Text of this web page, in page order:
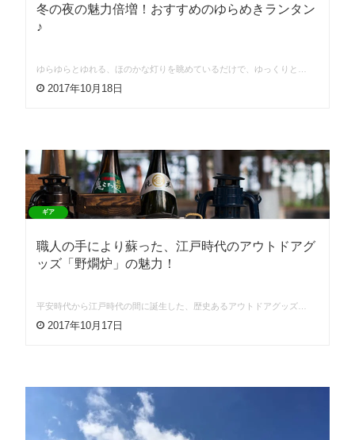
冬の夜の魅力倍増！おすすめのゆらめきランタン
♪
ゆらゆらとゆれる、ほのかな灯りを眺めているだけで、ゆっくりと…
2017年10月18日
ギア
職人の手により蘇った、江戸時代のアウトドアグ
ッズ「野燗炉」の魅力！
平安時代から江戸時代の間に誕生した、歴史あるアウトドアグッズ…
2017年10月17日